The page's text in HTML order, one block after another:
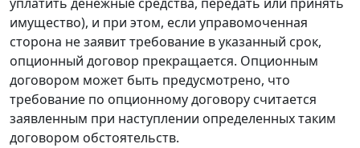
уплатить денежные средства, передать или принять
имущество), и при этом, если управомоченная
сторона не заявит требование в указанный срок,
опционный договор прекращается. Опционным
договором может быть предусмотрено, что
требование по опционному договору считается
заявленным при наступлении определенных таким
договором обстоятельств.